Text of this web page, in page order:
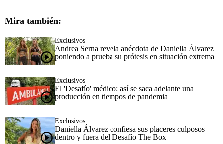
Mira también:
Exclusivos
Andrea Serna revela anécdota de Daniella Álvarez
poniendo a prueba su prótesis en situación extrema
Exclusivos
El 'Desafío' médico: así se saca adelante una
producción en tiempos de pandemia
Exclusivos
Daniella Álvarez confiesa sus placeres culposos
dentro y fuera del Desafío The Box